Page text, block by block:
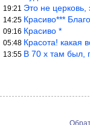
19:21 Это не
14:25 Красиво***
09:16 Красиво *
05:48 Красота! какая
13:55 В 70 х там был,